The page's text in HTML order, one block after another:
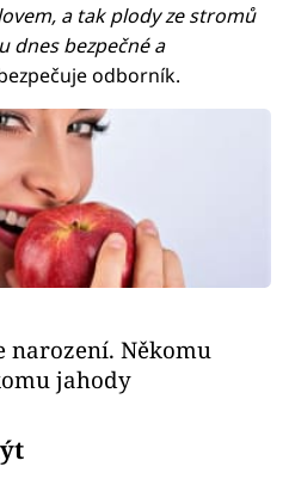
a tak plody ze stromů
dnes bezpečné a
odborník.
narození. Někomu
jahody